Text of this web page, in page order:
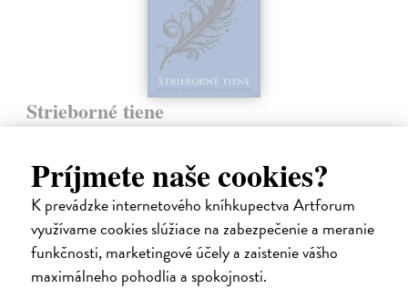
Príjmete naše cookies?
K prevádzke internetového kníhkupectva Artforum
využívame cookies slúžiace na zabezpečenie a meranie
funkčnosti, marketingové účely a zaistenie vášho
maximálneho pohodlia a spokojnosti.
Strieborné tiene
Mead Richelle| Elektronická kniha
aj šancu na prežitie. Sydney riskovala všetko, keď nasledovala inštinkt
a vykročila na veľmi tenký ľad, aby ukryla svoje city pred…
Na stiahnutie akoEPUB,MOBIaPDF
12,59 €